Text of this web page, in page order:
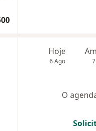
Hoje
6 Ago
O